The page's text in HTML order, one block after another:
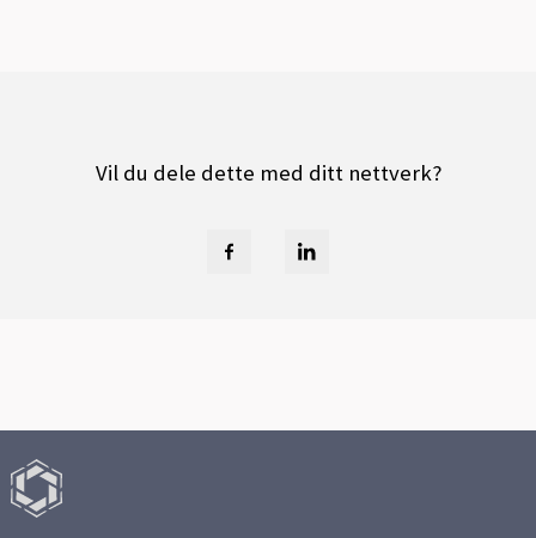
Vil du dele dette med ditt nettverk?